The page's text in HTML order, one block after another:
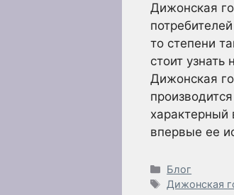
Дижонская
то степени
стоит
Дижонская
характерный
впервые ее
Рубрики
Блог
Метки
Дижонская